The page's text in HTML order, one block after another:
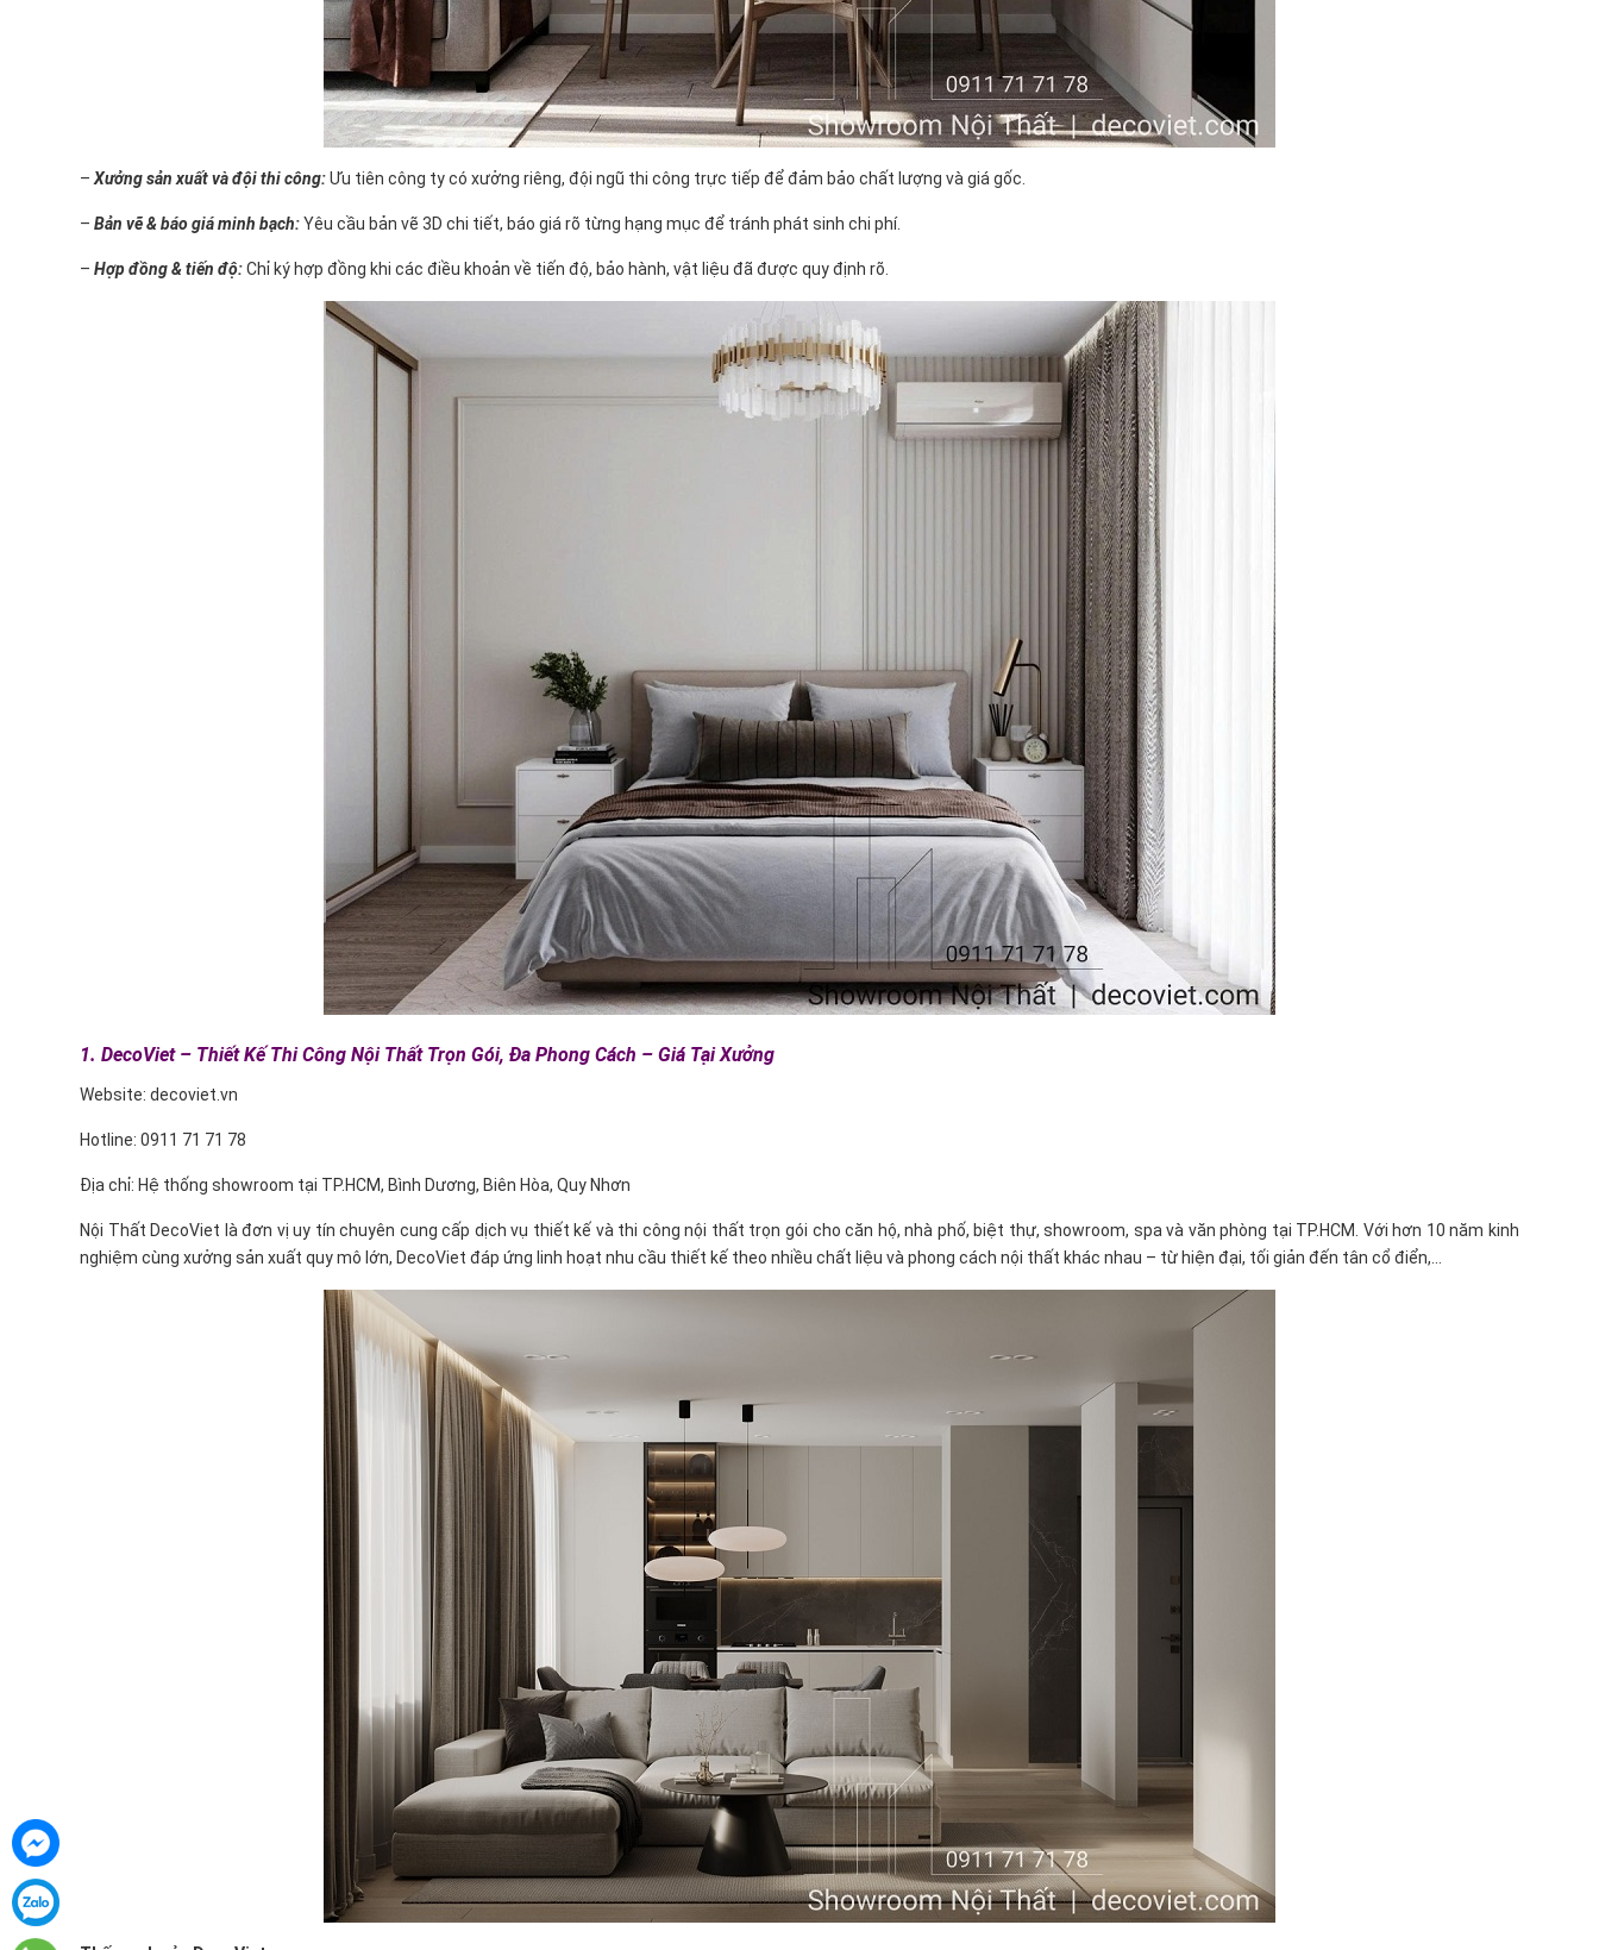
–Xưởng sản xuất và đội thi công:Ưu tiên công ty có xưởng riêng, đội ngũ thi công trực tiếp để đảm bảo chất lượng và giá gốc.
–Bản vẽ & báo giá minh bạch:Yêu cầu bản vẽ 3D chi tiết, báo giá rõ từng hạng mục để tránh phát sinh chi phí.
–Hợp đồng & tiến độ:Chỉ ký hợp đồng khi các điều khoản về tiến độ, bảo hành, vật liệu đã được quy định rõ.
1. DecoViet – Thiết Kế Thi Công Nội Thất Trọn Gói, Đa Phong Cách – Giá Tại Xưởng
Website:decoviet.vn
Hotline: 0911 71 71 78
Địa chỉ: Hệ thống showroom tại TP.HCM, Bình Dương, Biên Hòa, Quy Nhơn
Nội Thất DecoViet là đơn vị uy tín chuyên cung cấp dịch vụ thiết kế và thi công nội thất trọn gói cho căn hộ, nhà phố, biệt thự, showroom, spa và văn phòng tại TP.HCM. Với hơn 10 năm kinh
nghiệm cùng xưởng sản xuất quy mô lớn, DecoViet đáp ứng linh hoạt nhu cầu thiết kế theo nhiều chất liệu và phong cách nội thất khác nhau – từ hiện đại, tối giản đến tân cổ điển,...